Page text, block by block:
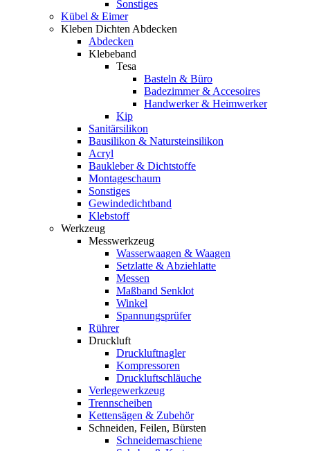
Sonstiges
Kübel & Eimer
Kleben Dichten Abdecken
Abdecken
Klebeband
Tesa
Basteln & Büro
Badezimmer & Accesoires
Handwerker & Heimwerker
Kip
Sanitärsilikon
Bausilikon & Natursteinsilikon
Acryl
Baukleber & Dichtstoffe
Montageschaum
Sonstiges
Gewindedichtband
Klebstoff
Werkzeug
Messwerkzeug
Wasserwaagen & Waagen
Setzlatte & Abziehlatte
Messen
Maßband Senklot
Winkel
Spannungsprüfer
Rührer
Druckluft
Druckluftnagler
Kompressoren
Druckluftschläuche
Verlegewerkzeug
Trennscheiben
Kettensägen & Zubehör
Schneiden, Feilen, Bürsten
Schneidemaschiene